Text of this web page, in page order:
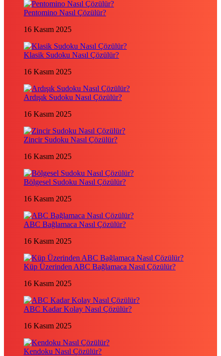
Pentomino Nasıl Çözülür?
16 Kasım 2025
Klasik Sudoku Nasıl Çözülür?
16 Kasım 2025
Ardışık Sudoku Nasıl Çözülür?
16 Kasım 2025
Zincir Sudoku Nasıl Çözülür?
16 Kasım 2025
Bölgesel Sudoku Nasıl Çözülür?
16 Kasım 2025
ABC Bağlamaca Nasıl Çözülür?
16 Kasım 2025
Küp Üzerinden ABC Bağlamaca Nasıl Çözülür?
16 Kasım 2025
ABC Kadar Kolay Nasıl Çözülür?
16 Kasım 2025
Kendoku Nasıl Çözülür?